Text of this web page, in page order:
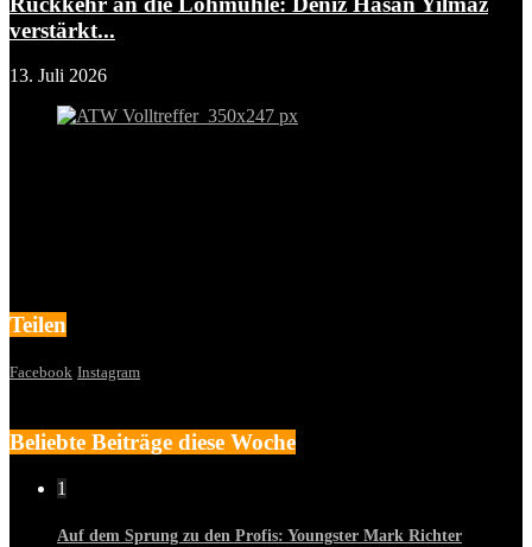
verstärkt...
13. Juli 2026
Teilen
Facebook Instagram
Beliebte Beiträge diese Woche
1
Auf dem Sprung zu den Profis: Youngster Mark Richter